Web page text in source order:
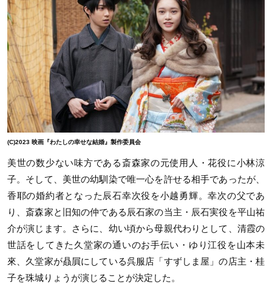
(C)2023 映画『わたしの幸せな結婚』製作委員会
美世の数少ない味方である斎森家の元使用人・花役に小林涼
子。そして、美世の幼馴染で唯一心を許せる相手であったが、
香耶の婚約者となった辰石幸次役を小越勇輝。幸次の父であ
り、斎森家と旧知の仲である辰石家の当主・辰石実役を平山祐
介が演じます。さらに、幼い頃から母親代わりとして、清霞の
世話をしてきた久堂家の通いのお手伝い・ゆり江役を山本未
來、久堂家が贔屓にしている呉服店「すずしま屋」の店主・桂
子を珠城りょうが演じることが決定した。